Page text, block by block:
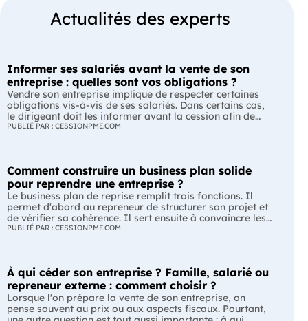
Actualités des experts
Informer ses salariés avant la vente de son
entreprise : quelles sont vos obligations ?
Vendre son entreprise implique de respecter certaines
obligations vis-à-vis de ses salariés. Dans certains cas,
le dirigeant doit les informer avant la cession afin de
leur permettre, s'ils le souhaitent, de présenter une offre
L'essentiel Les entreprises de moins de 250 salariés sont
soumises, dans certains cas, à une obligation
d'information préalable des salariés. Cette obligation
concerne la vente d'un fonds de commerce ou la cession
de la majorité des titres d'une société. Le délai
d'information varie selon la taille de l'entreprise. Les
L'obligation d'information concerne uniquement
certaines entreprises et certaines opérations de cession.
Vous êtes concerné si : votre entreprise emploie moins
de 250 salariés ; vous vendez votre fonds de commerce
ou plus de 50 % des parts sociales ou des actions de
PUBLIÉ PAR : CESSIONPME.COM
Comment construire un business plan solide
pour reprendre une entreprise ?
Le business plan de reprise remplit trois fonctions. Il
permet d'abord au repreneur de structurer son projet et
de vérifier sa cohérence. Il sert ensuite à convaincre les
banques et les partenaires financiers de l'accompagner.
consiste pas à reprendre les anciens comptes de
l'entreprise. Il explique comment l'entreprise évoluera
après le changement de dirigeant. C'est un document
indispensable pour structurer votre projet et convaincre
vos partenaires. À quoi sert vraiment un business plan
PUBLIÉ PAR : CESSIONPME.COM
À qui céder son entreprise ? Famille, salarié ou
repreneur externe : comment choisir ?
Lorsque l'on prépare la vente de son entreprise, on
pense souvent au prix ou aux aspects fiscaux. Pourtant,